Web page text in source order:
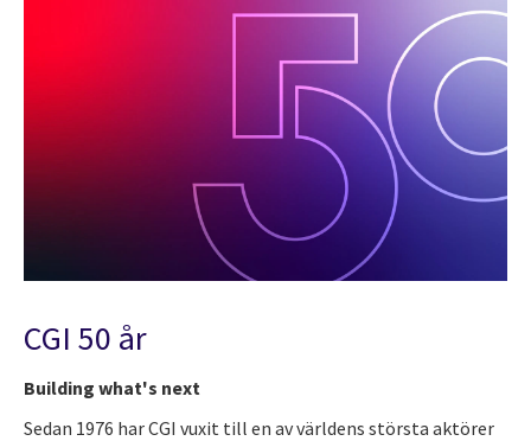
CGI 50 år
Building what's next
Sedan 1976 har CGI vuxit till en av världens största aktörer